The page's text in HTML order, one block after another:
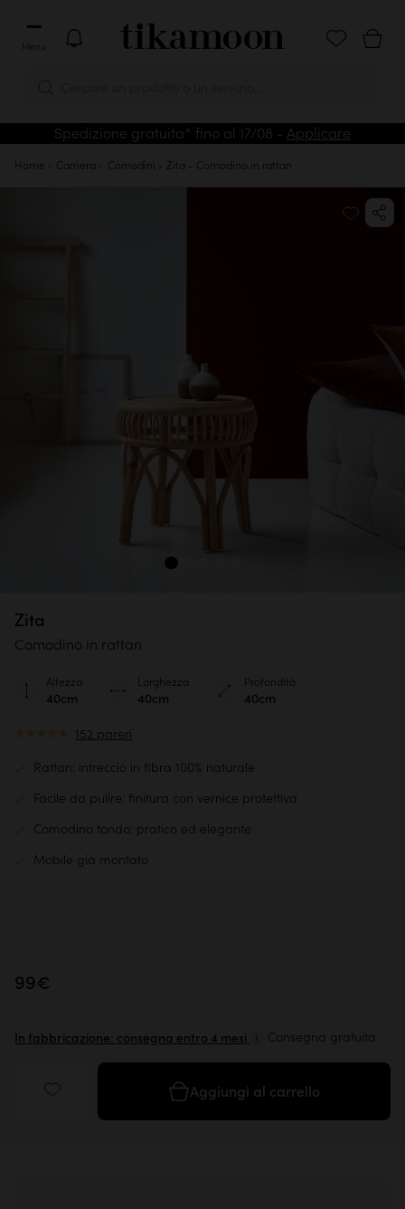
Menu
Spedizione gratuita* fino al 17/08 - Applicare
Home Camera Comodini Zita - Comodino in rattan
Zita
Comodino in rattan
152 pareri
Rattan: intreccio in fibra 100% naturale
Facile da pulire: finitura con vernice protettiva
Comodino tondo: pratico ed elegante
Mobile già montato
Altezza
40cm
Larghezza
40cm
Profondità
40cm
99€
Aggiungi al carrello
In fabbricazione: consegna entro 4 mesi Consegna gratuita